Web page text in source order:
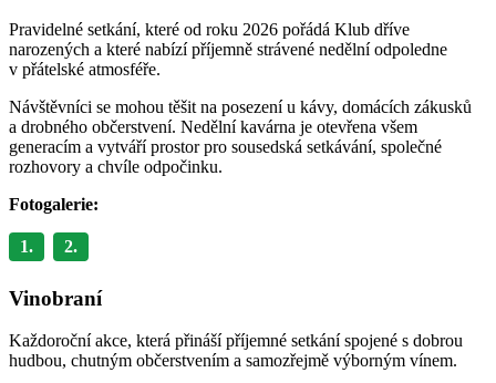
Pravidelné setkání, které od roku 2026 pořádá Klub dříve
narozených a které nabízí příjemně strávené nedělní odpoledne
v přátelské atmosféře.
Návštěvníci se mohou těšit na posezení u kávy, domácích zákusků
a drobného občerstvení. Nedělní kavárna je otevřena všem
generacím a vytváří prostor pro sousedská setkávání, společné
rozhovory a chvíle odpočinku.
Fotogalerie:
1. 2.
Vinobraní
Každoroční akce, která přináší příjemné setkání spojené s dobrou
hudbou, chutným občerstvením a samozřejmě výborným vínem.